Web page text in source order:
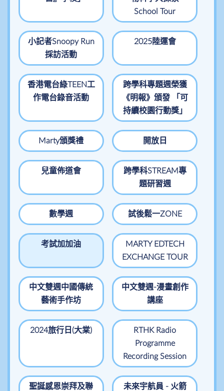
School Tour
小記者Snoopy Run
採訪活動
2025陸運會
香港電台綠TEEN工
作電台錄音活動
跨學科專題週榮獲
《明報》頒發 「可
持續校園行動獎」
Marty頒獎禮 開放日
兒童佈道會
跨學科STREAM專
題研習週
數學週 試後鬆一ZONE
考試加加油
MARTY EDTECH
EXCHANGE TOUR
中文雙週中國傳統
藝術手作坊
中文雙週-漫畫創作
講座
2024旅行日(大棠)
RTHK Radio
Programme
Recording Session
聖誕感恩崇拜及聯
未來宇航員 - 火箭